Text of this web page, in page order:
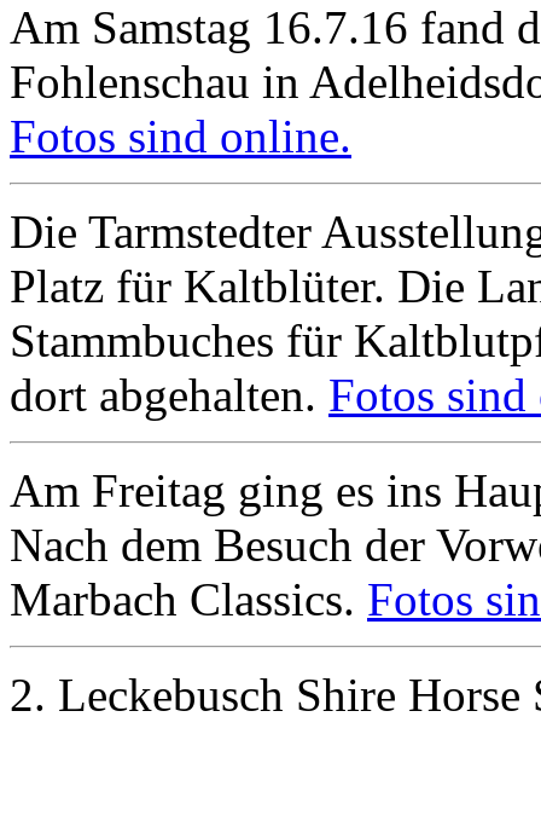
Am Samstag 16.7.16 fand
Fohlenschau in
Fotos sind online.
Die Tarmstedter
Platz für Kaltblüter. Die
Stammbuches für
dort abgehalten. Fotos
Am Freitag ging es ins
Nach dem Besuch der
Marbach Classics. Fotos
2. Leckebusch Shire